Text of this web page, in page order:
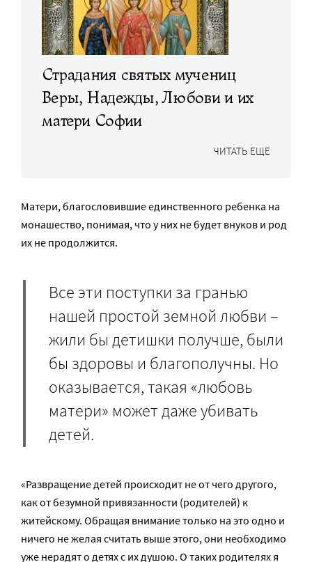
Страдания святых мучениц
Веры, Надежды, Любови и их
матери Софии
ЧИТАТЬ ЕЩЕ
Матери, благословившие единственного ребенка на
монашество, понимая, что у них не будет внуков и род
их не продолжится.
Все эти поступки за гранью
нашей простой земной любви –
жили бы детишки получше, были
бы здоровы и благополучны. Но
оказывается, такая «любовь
матери» может даже убивать
детей.
«Развращение детей происходит не от чего другого,
как от безумной привязанности (родителей) к
житейскому. Обращая внимание только на это одно и
ничего не желая считать выше этого, они необходимо
уже нерадят о детях с их душою. О таких родителях я